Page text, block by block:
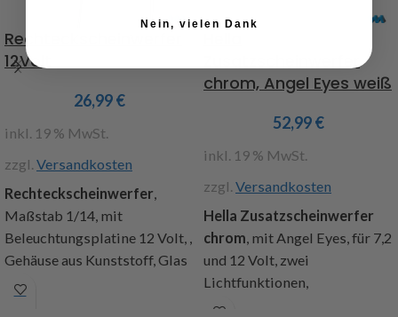
Rechteckscheinwerfer
12Volt
26,99€
inkl. 19 % MwSt.
zzgl. Versandkosten
Rechteckscheinwerfer
Maßstab 1/14, mit
Beleuchtungsplatine 12 Volt, ,
Gehäuse aus Kunststoff, Glas
geriffelt, Abm.: Gehäuse 8,5 x
Zusatzscheinwerfer
chrom, Angel Eyes weiß
52,99€
inkl. 19 % MwSt.
zzgl. Versandkosten
Hella Zusatzscheinwerfer
chrom , mit Angel Eyes, für 7,2
und 12 Volt, zwei
Lichtfunktionen,
Standlichtring leuchtet weiß,
Nein, vielen Dank